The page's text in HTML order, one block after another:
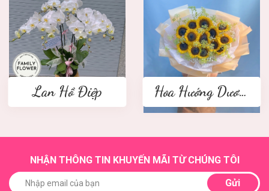
Lan Hồ Điệp Hoa Hướng Dương
NHẬN THÔNG TIN KHUYẾN MÃI TỪ CHÚNG TÔI
Gửi